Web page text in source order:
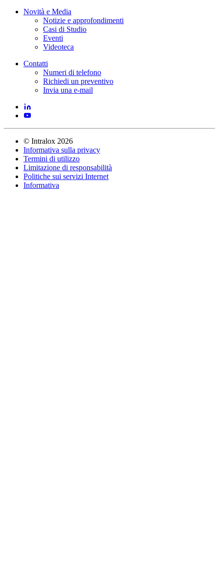
Novità e Media
Notizie e approfondimenti
Casi di Studio
Eventi
Videoteca
Contatti
Numeri di telefono
Richiedi un preventivo
Invia una e-mail
© Intralox 2026
Informativa sulla privacy
Termini di utilizzo
Limitazione di responsabilità
Politiche sui servizi Internet
Informativa